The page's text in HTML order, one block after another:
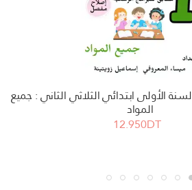
الأولى ابتدائي الثلاثي الثاني : جميع
المواد
12.950DT